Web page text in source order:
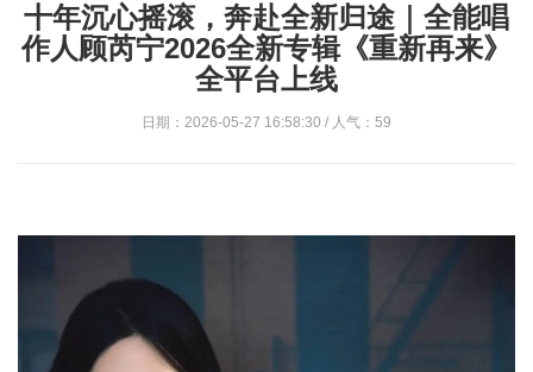
十年沉心摇滚，奔赴全新归途｜全能唱
作人顾芮宁2026全新专辑《重新再来》
全平台上线
日期：2026-05-27 16:58:30 / 人气：59